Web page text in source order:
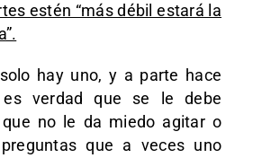
estén “más débil estará la
hay uno, y a parte hace
verdad que se le debe
no le da miedo agitar o
que a veces uno